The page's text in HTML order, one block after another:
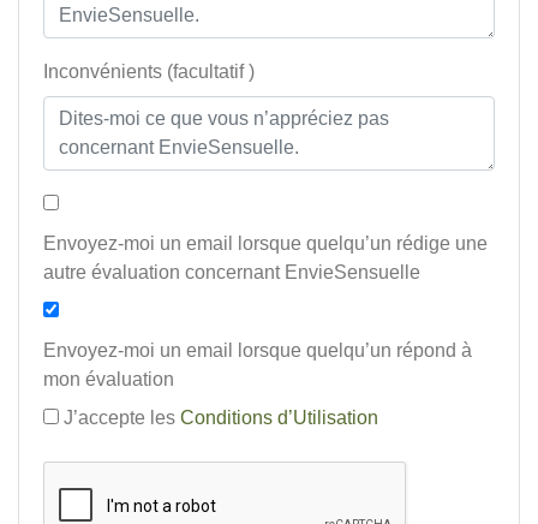
Inconvénients (facultatif )
Envoyez-moi un email lorsque quelqu’un rédige une
autre évaluation concernant EnvieSensuelle
Envoyez-moi un email lorsque quelqu’un répond à
mon évaluation
J’accepte les Conditions d’Utilisation